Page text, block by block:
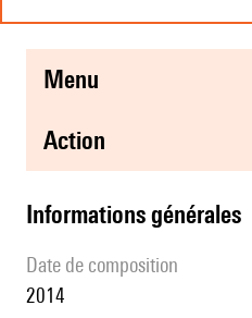
menu
action
informations générales
date de composition
2014